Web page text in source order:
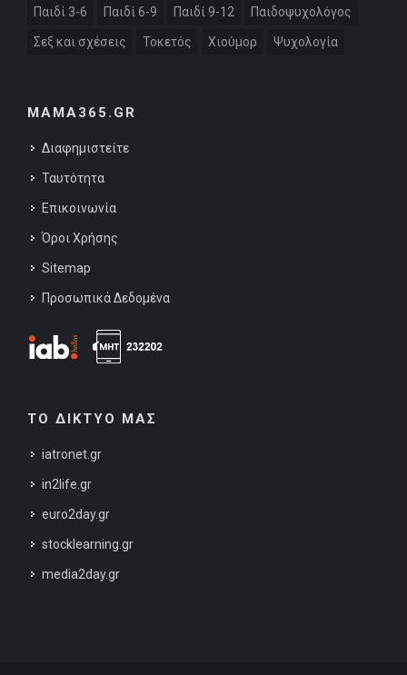
Παιδί 3-6 Παιδί 6-9 Παιδί 9-12 Παιδοψυχολόγος
Σεξ και σχέσεις Τοκετός Χιούμορ Ψυχολογία
MAMA365.GR
Διαφημιστείτε
Ταυτότητα
Επικοινωνία
Όροι Χρήσης
Sitemap
Προσωπικά Δεδομένα
ΤΟ ΔΙΚΤΥΟ ΜΑΣ
iatronet.gr
in2life.gr
euro2day.gr
stocklearning.gr
media2day.gr